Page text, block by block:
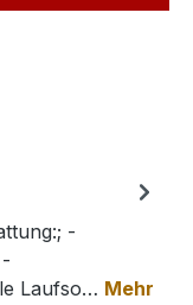
-
Laufso… Mehr